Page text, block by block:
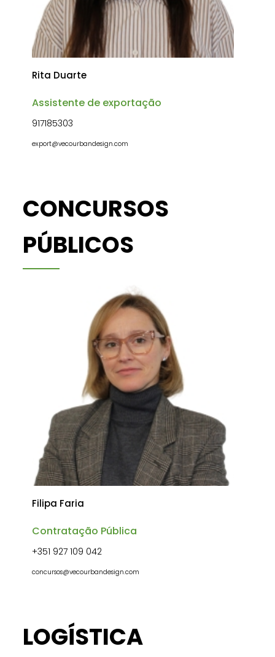
Rita Duarte
Assistente de exportação
917185303
export@vecourbandesign.com
CONCURSOS
PÚBLICOS
Filipa Faria
Contratação Pública
+351 927 109 042
concursos@vecourbandesign.com
LOGÍSTICA